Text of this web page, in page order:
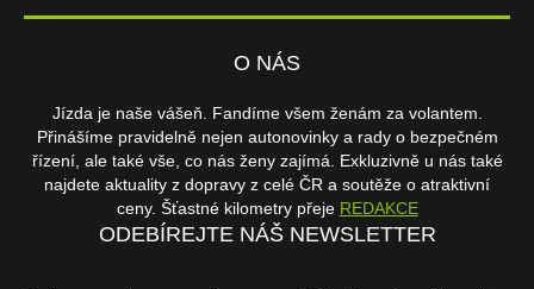
O NÁS
Jízda je naše vášeň. Fandíme všem ženám za volantem.
Přinášíme pravidelně nejen autonovinky a rady o bezpečném
řízení, ale také vše, co nás ženy zajímá. Exkluzivně u nás také
najdete aktuality z dopravy z celé ČR a soutěže o atraktivní
ceny. Šťastné kilometry přeje REDAKCE
ODEBÍREJTE NÁŠ NEWSLETTER